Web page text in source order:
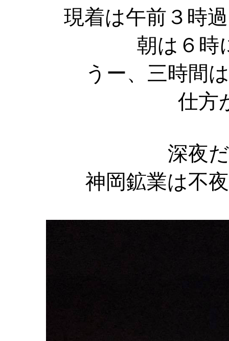
現着は午前３時
朝は６時
うー、三時間
仕方
深夜
神岡鉱業は不